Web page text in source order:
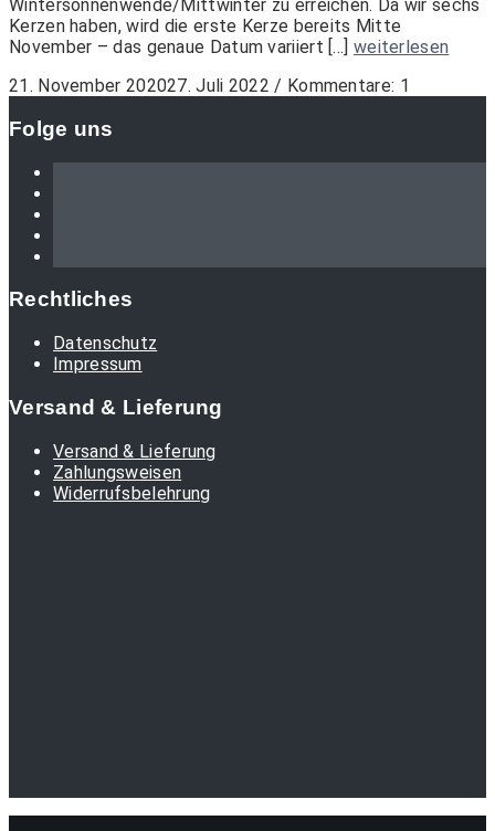
Wintersonnenwende/Mittwinter zu erreichen. Da wir sechs
Kerzen haben, wird die erste Kerze bereits Mitte
November – das genaue Datum variiert [...] weiterlesen
21. November 202027. Juli 2022 / Kommentare: 1
Folge uns
Rechtliches
Datenschutz
Impressum
Versand & Lieferung
Versand & Lieferung
Zahlungsweisen
Widerrufsbelehrung